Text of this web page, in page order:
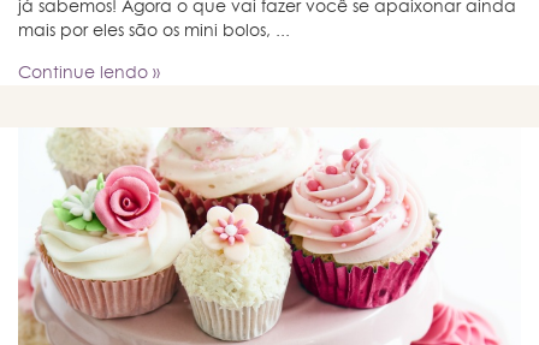
já sabemos! Agora o que vai fazer você se apaixonar ainda
mais por eles são os mini bolos, ...
Continue lendo »